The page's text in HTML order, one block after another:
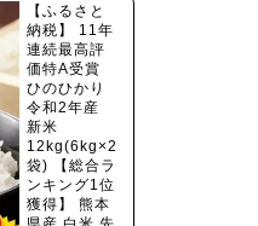
【ふるさと
納税】 11年
連続最高評
価特A受賞
ひのひかり
令和2年産
新米
12kg(6kg×2
袋) 【総合ラ
ンキング1位
獲得】 熊本